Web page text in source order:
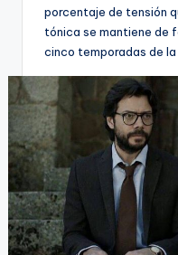
porcentaje de tensión
tónica se mantiene de
cinco temporadas de la